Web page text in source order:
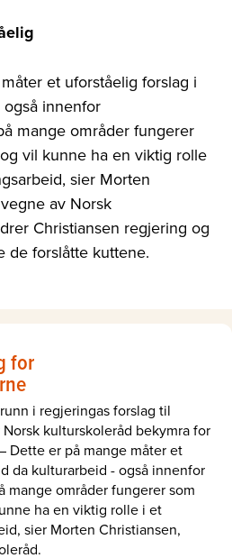
et uforståelig forslag i
innenfor
mange områder fungerer
vil kunne ha en viktig rolle
sier Morten
av Norsk
Christiansen regjering og
de forslåtte kuttene.
for
i regjeringas forslag til
kulturskoleråd bekymra for
er på mange måter et
da kulturarbeid - også innenfor
mange områder fungerer som
ha en viktig rolle i et
sier Morten Christiansen,